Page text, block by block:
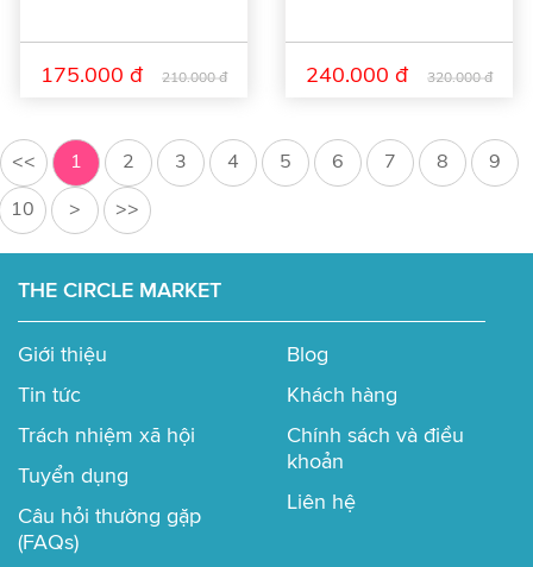
175.000 đ 210.000 đ 240.000 đ 320.000 đ
<< 1 2 3 4 5 6 7 8
9
10
> >>
THE CIRCLE MARKET
Giới thiệu
Tin tức
Trách nhiệm xã hội
Tuyển dụng
Câu hỏi thường gặp
(FAQs)
Blog
Khách hàng
Chính sách và điều
khoản
Liên hệ